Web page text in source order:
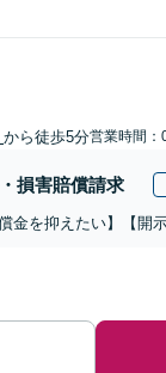
から徒歩5分営業時間：
損害賠償請求
金を抑えたい】【開